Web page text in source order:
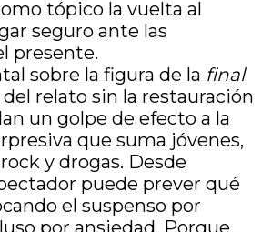
tópico la vuelta al
seguro ante las
presente.
sobre la figura de la final
relato sin la restauración
un golpe de efecto a la
que suma jóvenes,
y drogas. Desde
puede prever qué
el suspenso por
por ansiedad. Porque,